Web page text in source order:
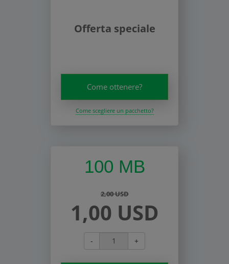
Offerta speciale
Come ottenere?
Come scegliere un pacchetto?
100 MB
2,00 USD
1,00 USD
- +